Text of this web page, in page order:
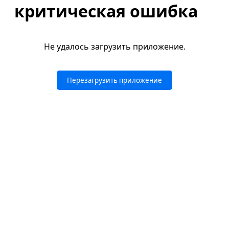
критическая ошибка
Не удалось загрузить приложение.
Перезагрузить приложение